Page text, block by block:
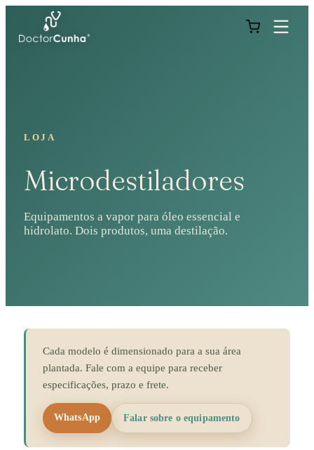
LOJA
Microdestiladores
Equipamentos a vapor para óleo essencial e
hidrolato. Dois produtos, uma destilação.
Cada modelo é dimensionado para a sua área
plantada. Fale com a equipe para receber
especificações, prazo e frete.
WhatsApp Falar sobre o equipamento